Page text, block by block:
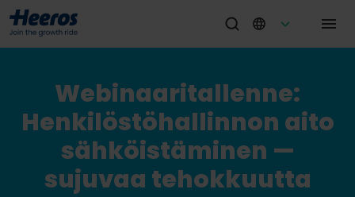
Webinaaritallenne:
Henkilöstöhallinnon aito
sähköistäminen —
sujuvaa tehokkuutta